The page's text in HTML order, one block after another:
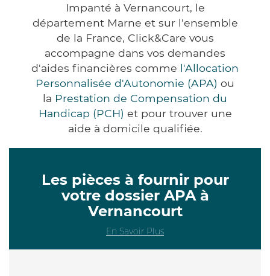
Impanté à Vernancourt, le
département Marne et sur l'ensemble
de la France, Click&Care vous
accompagne dans vos demandes
d'aides financières comme l'Allocation
Personnalisée d'Autonomie (APA) ou
la Prestation de Compensation du
Handicap (PCH) et pour trouver une
aide à domicile qualifiée.
Les pièces à fournir pour
votre dossier APA à
Vernancourt
En Savoir Plus